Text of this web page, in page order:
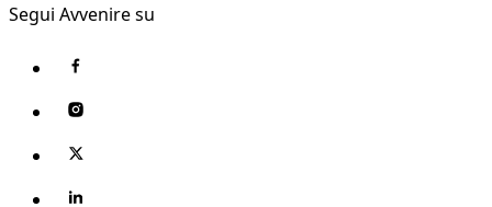
Segui Avvenire su